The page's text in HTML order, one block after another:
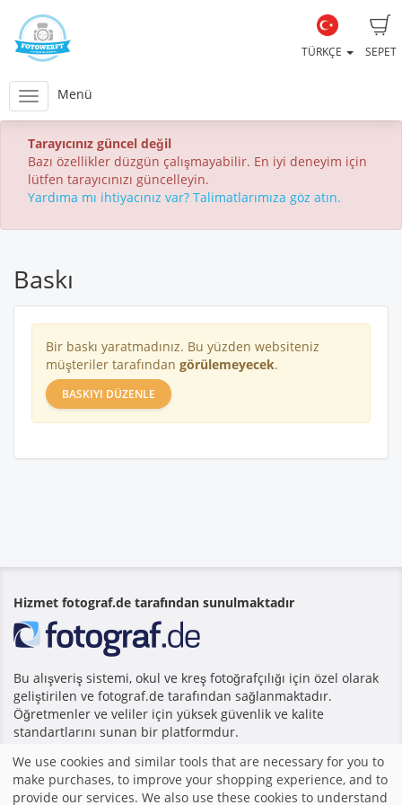
SEPET
TÜRKÇE
Menü
Tarayıcınız güncel değil
Bazı özellikler düzgün çalışmayabilir. En iyi deneyim için
lütfen tarayıcınızı güncelleyin.
Yardıma mı ihtiyacınız var? Talimatlarımıza göz atın.
Baskı
Bir baskı yaratmadınız. Bu yüzden websiteniz
müşteriler tarafından görülemeyecek.
BASKIYI DÜZENLE
Hizmet fotograf.de tarafından sunulmaktadır
Bu alışveriş sistemi, okul ve kreş fotoğrafçılığı için özel olarak
geliştirilen ve fotograf.de tarafından sağlanmaktadır.
Öğretmenler ve veliler için yüksek güvenlik ve kalite
standartlarını sunan bir platformdur.
Anasayfa|Baskı |Şartlar ve Koşullar| Alışveriş sistemi
We use cookies and similar tools that are necessary for you to
make purchases, to improve your shopping experience, and to
provide our services. We also use these cookies to understand